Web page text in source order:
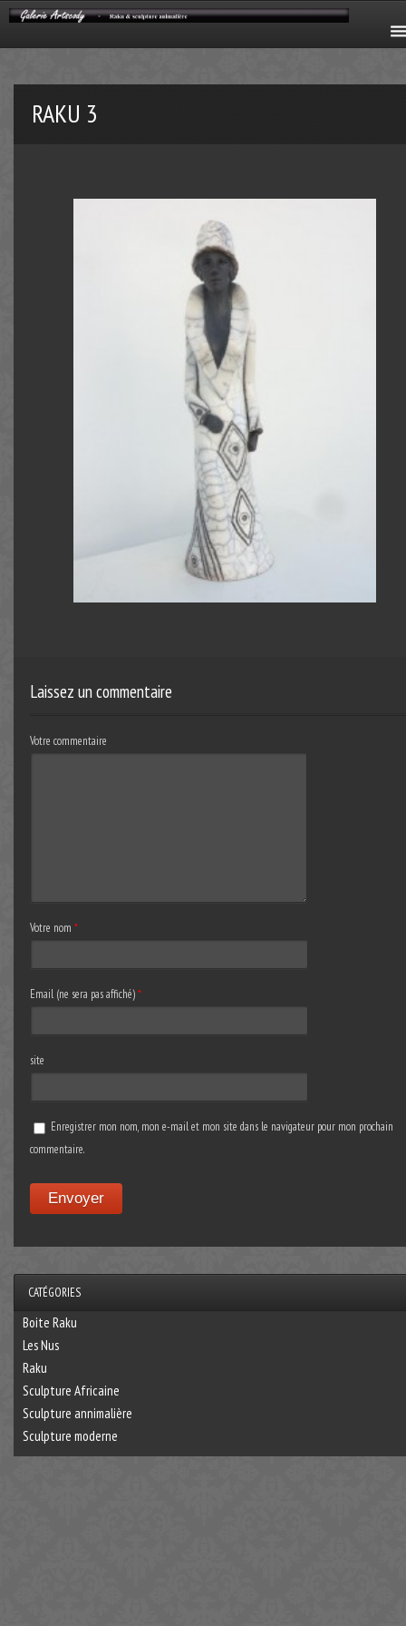
RAKU 3
Laissez un commentaire
Votre commentaire
Votre nom *
Email (ne sera pas affiché)*
site
Enregistrer mon nom, mon e-mail et mon site dans le navigateur pour mon prochain
commentaire.
CATÉGORIES
Boite Raku
Les Nus
Raku
Sculpture Africaine
Sculpture annimalière
Sculpture moderne